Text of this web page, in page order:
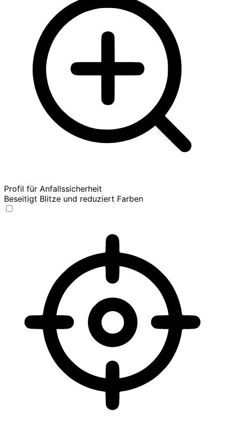
Profil für Anfallssicherheit
Beseitigt Blitze und reduziert Farben